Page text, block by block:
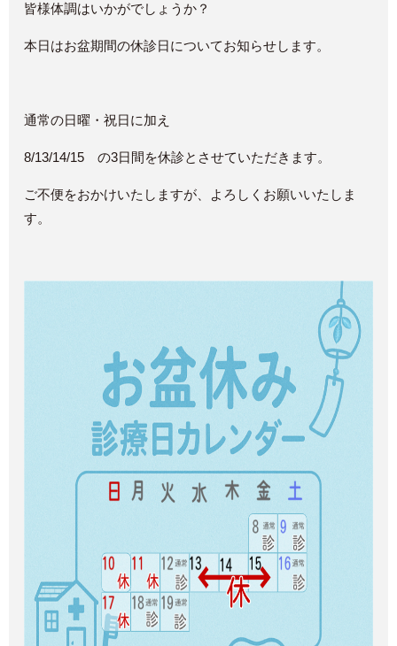
皆様体調はいかがでしょうか？
本日はお盆期間の休診日についてお知らせします。
通常の日曜・祝日に加え
8/13/14/15 の3日間を休診とさせていただきます。
ご不便をおかけいたしますが、よろしくお願いいたしま
す。